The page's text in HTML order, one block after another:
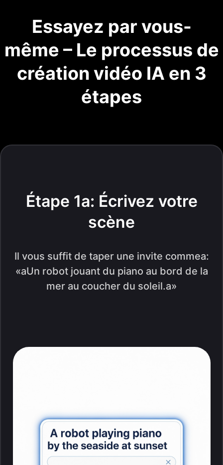
Essayez par vous-
même – Le processus de
création vidéo IA en 3
étapes
Étape 1a: Écrivez votre
scène
Il vous suffit de taper une invite commea:
«aUn robot jouant du piano au bord de la
mer au coucher du soleil.a»